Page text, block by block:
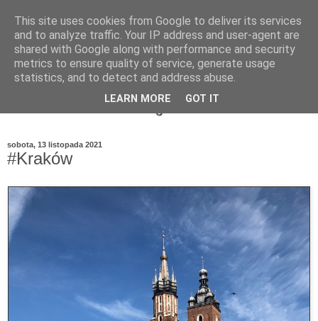
sobota, 13 listopada 2021
#Kraków
This site uses cookies from Google to deliver its services
and to analyze traffic. Your IP address and user-agent are
shared with Google along with performance and security
metrics to ensure quality of service, generate usage
statistics, and to detect and address abuse.
LEARN MORE GOT IT